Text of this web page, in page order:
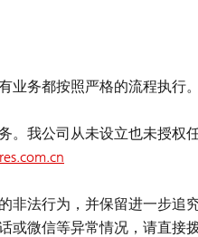
务都按照严格的流程执行
我公司从未设立也未授
法行为，并保留进一步追
微信等异常情况，请直接